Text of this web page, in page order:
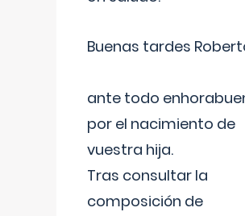
Buenas tardes
ante todo
por el nacimiento de
vuestra hija.
Tras consultar la
composición de